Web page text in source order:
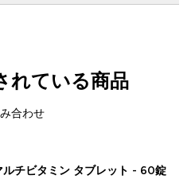
れている商品
合わせ
ルチビタミン タブレット - 60錠